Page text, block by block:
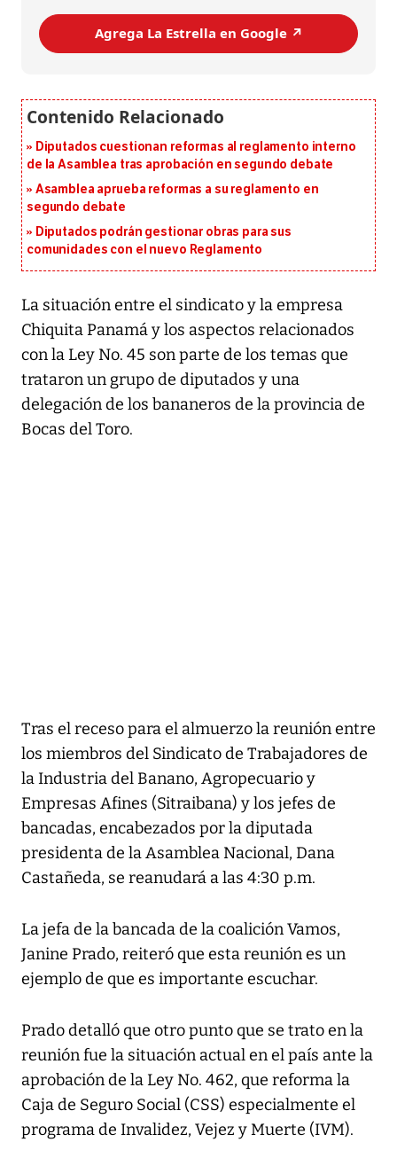
Agrega La Estrella en Google ↗️
Diputados cuestionan reformas al reglamento interno
de la Asamblea tras aprobación en segundo debate
Asamblea aprueba reformas a su reglamento en
segundo debate
Diputados podrán gestionar obras para sus
comunidades con el nuevo Reglamento
La situación entre el sindicato y la empresa
Chiquita Panamá y los aspectos relacionados
con la Ley No. 45 son parte de los temas que
trataron un grupo de diputados y una
delegación de los bananeros de la provincia de
Bocas del Toro.
Tras el receso para el almuerzo la reunión entre
los miembros del Sindicato de Trabajadores de
la Industria del Banano, Agropecuario y
Empresas Afines (Sitraibana) y los jefes de
bancadas, encabezados por la diputada
presidenta de la Asamblea Nacional, Dana
Castañeda, se reanudará a las 4:30 p.m.
La jefa de la bancada de la coalición Vamos,
Janine Prado, reiteró que esta reunión es un
ejemplo de que es importante escuchar.
Prado detalló que otro punto que se trato en la
reunión fue la situación actual en el país ante la
aprobación de la Ley No. 462, que reforma la
Caja de Seguro Social (CSS) especialmente el
programa de Invalidez, Vejez y Muerte (IVM).